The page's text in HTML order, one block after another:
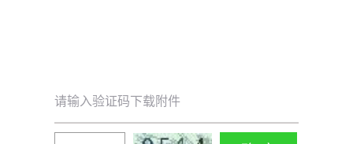
请输入验证码下载附件